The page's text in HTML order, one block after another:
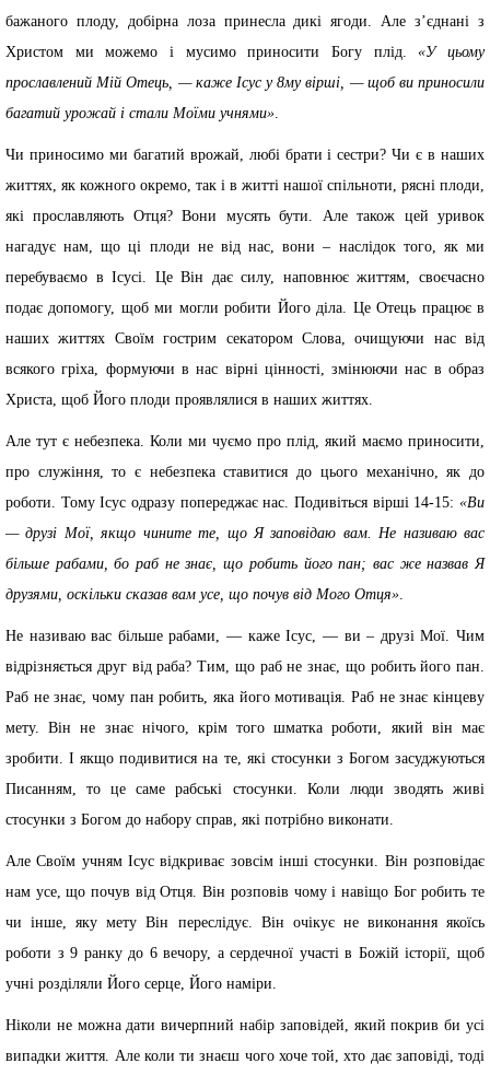
бажаного плоду, добірна лоза принесла дикі ягоди. Але з’єднані з
Христом ми можемо і мусимо приносити Богу плід.«У цьому
прославлений Мій Отець, — каже Ісус у 8му вірші, — щоб ви приносили
багатий урожай і стали Моїми учнями»
Чи приносимо ми багатий врожай, любі брати і сестри? Чи є в наших
життях, як кожного окремо, так і в житті нашої спільноти, рясні плоди,
які прославляють Отця? Вони мусять бути. Але також цей уривок
нагадує нам, що ці плоди не від нас, вони – наслідок того, як ми
перебуваємо в Ісусі. Це Він дає силу, наповнює життям, своєчасно
подає допомогу, щоб ми могли робити Його діла. Це Отець працює в
наших життях Своїм гострим секатором Слова, очищуючи нас від
всякого гріха, формуючи в нас вірні цінності, змінюючи нас в образ
Христа, щоб Його плоди проявлялися в наших життях.
Але тут є небезпека. Коли ми чуємо про плід, який маємо приносити,
про служіння, то є небезпека ставитися до цього механічно, як до
роботи. Тому Ісус одразу попереджає нас. Подивіться вірші 14-15: «Ви
— друзі Мої, якщо чините те, що Я заповідаю вам. Не називаю вас
більше рабами, бо раб не знає, що робить його пан; вас же назвав Я
друзями, оскільки сказав вам усе, що почув від Мого Отця»
Не називаю вас більше рабами, — каже Ісус, — ви – друзі Мої. Чим
відрізняється друг від раба? Тим, що раб не знає, що робить його пан.
Раб не знає, чому пан робить, яка його мотивація. Раб не знає кінцеву
мету. Він не знає нічого, крім того шматка роботи, який він має
зробити. І якщо подивитися на те, які стосунки з Богом засуджуються
Писанням, то це саме рабські стосунки. Коли люди зводять живі
стосунки з Богом до набору справ, які потрібно виконати.
Але Своїм учням Ісус відкриває зовсім інші стосунки. Він розповідає
нам усе, що почув від Отця. Він розповів чому і навіщо Бог робить те
чи інше, яку мету Він переслідує. Він очікує не виконання якоїсь
роботи з 9 ранку до 6 вечору, а сердечної участі в Божій історії, щоб
учні розділяли Його серце, Його наміри.
Ніколи не можна дати вичерпний набір заповідей, який покрив би усі
випадки життя. Але коли ти знаєш чого хоче той, хто дає заповіді, тоді